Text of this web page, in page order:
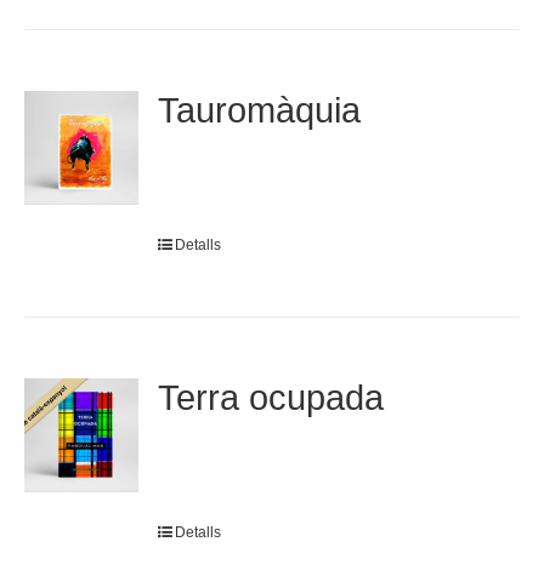
Tauromàquia
Detalls
Terra ocupada
Detalls